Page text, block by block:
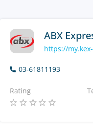
ABX
https://
03-61811193
Rating